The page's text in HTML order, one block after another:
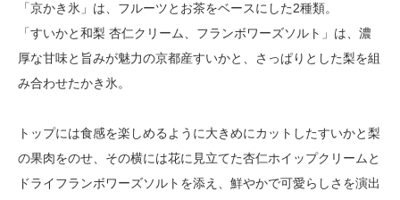
「京かき氷」は、フルーツとお茶をベースにした2種類。
「すいかと和梨 杏仁クリーム、フランボワーズソルト」は、濃
厚な甘味と旨みが魅力の京都産すいかと、さっぱりとした梨を組
み合わせたかき氷。
トップには食感を楽しめるように大きめにカットしたすいかと梨
の果肉をのせ、その横には花に見立てた杏仁ホイップクリームと
ドライフランボワーズソルトを添え、鮮やかで可愛らしさを演出